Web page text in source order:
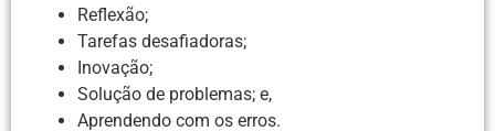
Reflexão;
Tarefas desafiadoras;
Inovação;
Solução de problemas; e,
Aprendendo com os erros.